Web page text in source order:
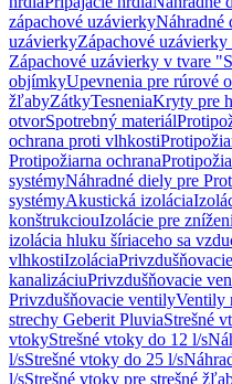
zápachové uzávierkyNáhradné
uzávierkyZápachové
Zápachové uzávierky v tvare
objímkyUpevnenia pre rúrové
žľabyZátkyTesneniaKryty pre
otvorSpotrebný materiál
ochrana proti vlhkosti
Protipožiarna ochrana
systémyNáhradné diely pre
systémyAkustická izolácia
konštrukciouIzolácie pre
izolácia hluku šíriaceho sa
vlhkostiIzolácia
kanalizáciuPrivzdušňovacie
Privzdušňovacie ventilyVentily
strechy Geberit PluviaStrešné
vtokyStrešné vtoky do 12 l/s
l/sStrešné vtoky do 25 l/s
l/sStrešné vtoky pre strešné